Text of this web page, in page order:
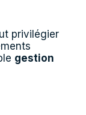
privilégier
gestion